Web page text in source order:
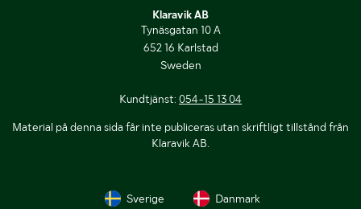
Klaravik AB
Tynäsgatan 10 A
652 16 Karlstad
Sweden
Kundtjänst: 054-15 13 04
Material på denna sida får inte publiceras utan skriftligt tillstånd från
Klaravik AB.
Sverige Danmark